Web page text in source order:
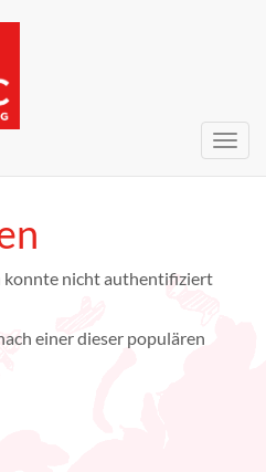
konnte nicht authentifiziert
einer dieser populären